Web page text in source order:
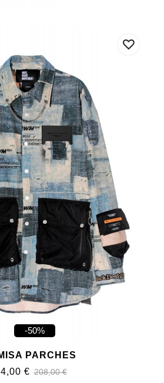
-50%
PARCHES
€ 208,00 €